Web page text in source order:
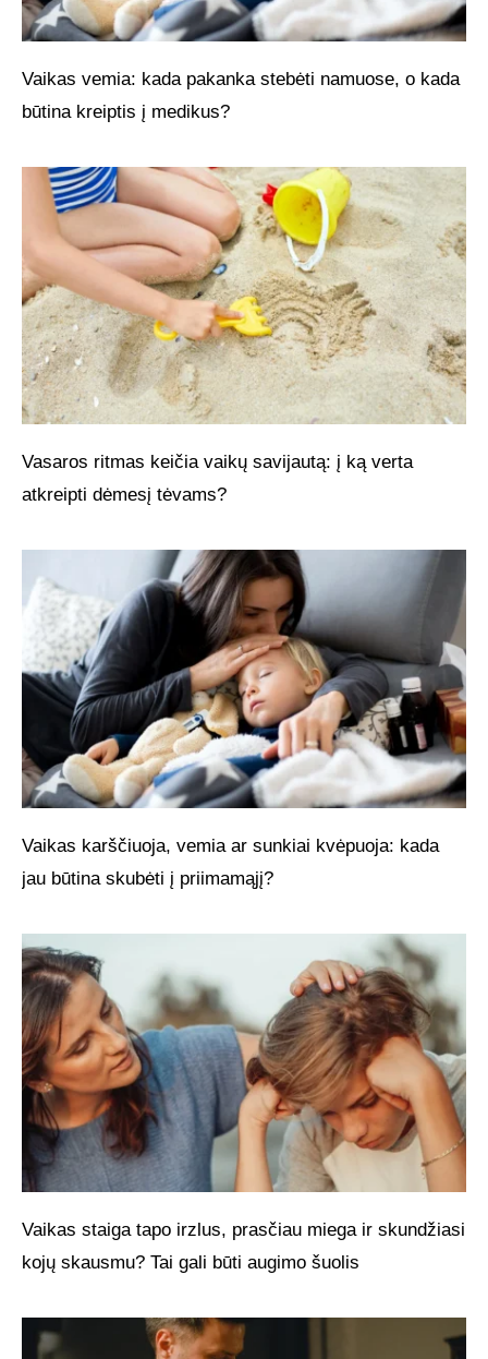
Vaikas vemia: kada pakanka stebėti namuose, o kada
būtina kreiptis į medikus?
Vasaros ritmas keičia vaikų savijautą: į ką verta
atkreipti dėmesį tėvams?
Vaikas karščiuoja, vemia ar sunkiai kvėpuoja: kada
jau būtina skubėti į priimamąjį?
Vaikas staiga tapo irzlus, prasčiau miega ir skundžiasi
kojų skausmu? Tai gali būti augimo šuolis